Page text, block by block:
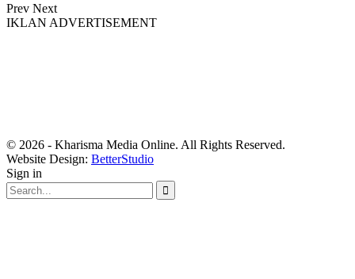
Prev Next
IKLAN ADVERTISEMENT
© 2026 - Kharisma Media Online. All Rights Reserved.
Website Design: BetterStudio
Sign in